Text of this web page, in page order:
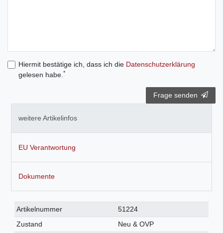
Hiermit bestätige ich, dass ich die Daten­schutz­erklärung
gelesen habe. *
Frage senden
weitere Artikelinfos
EU Verantwortung
Dokumente
Technisches
Merkmal
Wert
Artikelnummer
51224
Zustand
Neu & OVP